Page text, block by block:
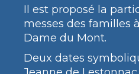
Il est proposé la
messes des familles
Dame du Mont.
Deux dates